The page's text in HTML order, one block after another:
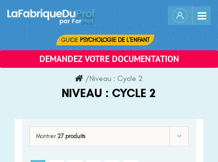
content
GUIDE PSYCHOLOGIE DE L'ENFANT
DEMANDEZ VOTRE DOCUMENTATION
/Niveau : Cycle 2
NIVEAU : CYCLE 2
Montrer 27 produits